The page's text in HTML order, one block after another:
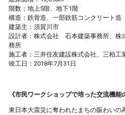
階数：地上5階、地下1階
構造：鉄骨造、一部鉄筋コンクリート造
建築主：須賀川市
設計者：株式会社 石本建築事務所、
務所
施工者：三井住友建設株式会社、三柏工
竣工日：2018年7月31日
《市民ワークショップで培った交流機能
東日本大震災に奪われたまちの賑わいの